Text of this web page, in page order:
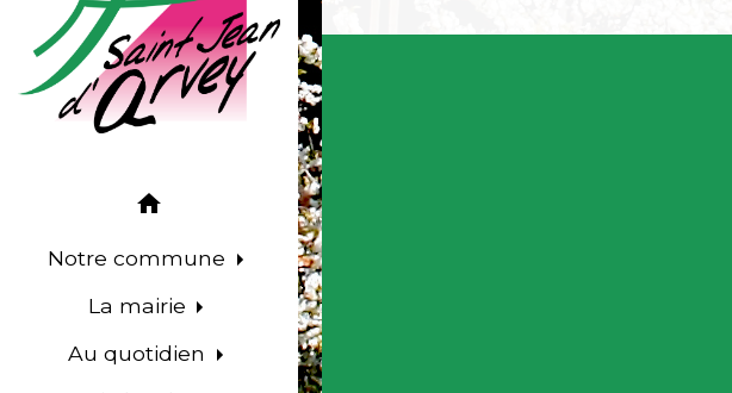
home
Notre commune
La mairie
Au quotidien